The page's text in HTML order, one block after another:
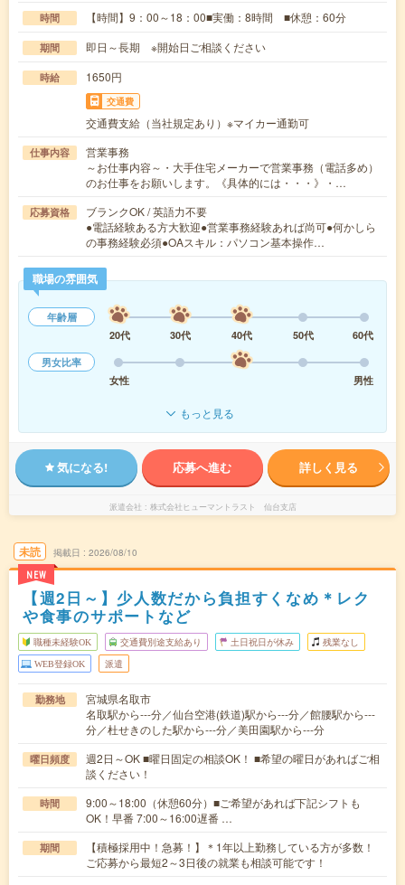
時間 【時間】9：00～18：00■実働：8時間 ■休憩：60分
期間 即日～長期 ※開始日ご相談ください
時給 1650円
交通費
交通費支給（当社規定あり）※マイカー通勤可
仕事内容
営業事務
～お仕事内容～・大手住宅メーカーで営業事務（電話多め）
のお仕事をお願いします。《具体的には・・・》・…
応募資格
ブランクOK / 英語力不要
●電話経験ある方大歓迎●営業事務経験あれば尚可●何かしら
の事務経験必須●OAスキル：パソコン基本操作…
職場の雰囲気
年齢層
20代
30代 40代 50代
60代
男女比率
女性
男性
もっと見る
気になる! 応募へ進む 詳しく見る
派遣会社 株式会社ヒューマントラスト 仙台支店
未読
NEW
掲載日 2026/08/10
【週2日～】少人数だから負担すくなめ＊レク
や食事のサポートなど
職種未経験OK 交通費別途支給あり 土日祝日が休み 残業なし
WEB登録OK 派遣
勤務地
宮城県名取市
名取駅から---分／仙台空港(鉄道)駅から---分／館腰駅から---
分／杜せきのした駅から---分／美田園駅から---分
曜日頻度
週2日～OK ■曜日固定の相談OK！ ■希望の曜日があればご相
談ください！
時間
9:00～18:00（休憩60分）■ご希望があれば下記シフトも
OK！早番 7:00～16:00遅番 …
期間
【積極採用中！急募！】＊1年以上勤務している方が多数！
ご応募から最短2～3日後の就業も相談可能です！